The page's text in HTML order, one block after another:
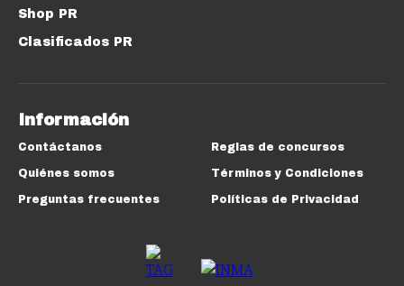
Shop PR
Clasificados PR
Información
Contáctanos
Quiénes somos
Preguntas frecuentes
Reglas de concursos
Términos y Condiciones
Políticas de Privacidad